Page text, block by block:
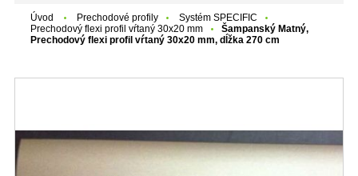
Úvod Prechodové profily
Systém SPECIFIC
Prechodový flexi profil vŕtaný 30x20 mm
Šampanský Matný,
Prechodový flexi profil vŕtaný 30x20 mm, dĺžka 270 cm